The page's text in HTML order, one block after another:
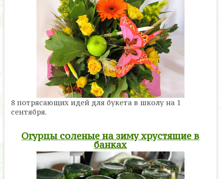
8 потрясающих идей для букета в школу на 1
сентября.
Огурцы соленые на зиму хрустящие в
банках